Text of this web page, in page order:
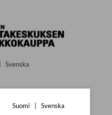
Svenska
Suomi Svenska